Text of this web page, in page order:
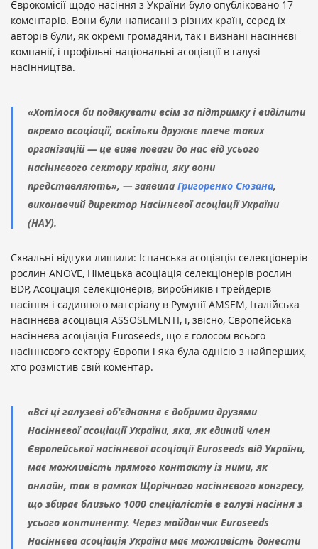
Єврокомісії щодо насіння з України було опубліковано 17
коментарів. Вони були написані з різних країн, серед їх
авторів були, як окремі громадяни, так і визнані насіннєві
компанії, і профільні національні асоціації в галузі
насінництва.
«Хотілося би подякувати всім за підтримку і виділити
окремо асоціації, оскільки дружнє плече таких
організацій — це вияв поваги до нас від усього
насіннєвого сектору країни, яку вони
представляють», — заявила Григоренко Сюзана,
виконавчий директор Насіннєвої асоціації України
(НАУ).
Схвальні відгуки лишили: Іспанська асоціація селекціонерів
рослин ANOVE, Німецька асоціація селекціонерів рослин
BDP, Асоціація селекціонерів, виробників і трейдерів
насіння і садивного матеріалу в Румунії AMSEM, Італійська
насіннєва асоціація ASSOSEMENTI, і, звісно, Європейська
насіннєва асоціація Euroseeds, що є голосом всього
насіннєвого сектору Європи і яка була однією з найперших,
хто розмістив свій коментар.
«Всі ці галузеві об'єднання є добрими друзями
Насіннєвої асоціації України, яка, як єдиний член
Європейської насіннєвої асоціації Euroseeds від України,
має можливість прямого контакту із ними, як
онлайн, так в рамках Щорічного насіннєвого конгресу,
що збирає близько 1000 спеціалістів в галузі насіння з
усього континенту. Через майданчик Euroseeds
Насіннєва асоціація України має можливість донести